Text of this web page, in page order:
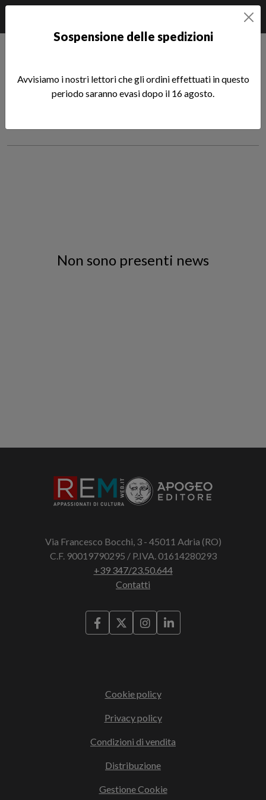
News scritte da Maurizio
Non sono presenti news
Via Francesco Bocchi, 3 - 45011 Adria (RO)
C.F. 90019790295 / P.IVA. 01614280293
+39 347/23.50.644
Contatti
Cookie policy
Privacy policy
Condizioni di vendita
Distribuzione
Gestione Cookie
Sospensione delle spedizioni
Avvisiamo i nostri lettori che gli ordini effettuati in questo
periodo saranno evasi dopo il 16 agosto.